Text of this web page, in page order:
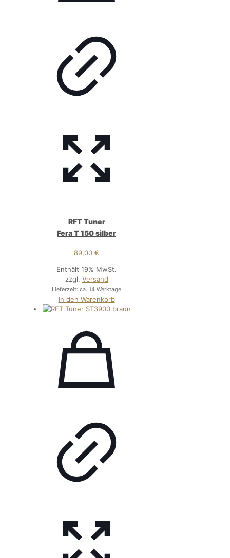
RFT Tuner
Fera T 150 silber
89,00€
Enthält 19% MwSt.
zzgl. Versand
Lieferzeit: ca. 14 Werktage
In den Warenkorb